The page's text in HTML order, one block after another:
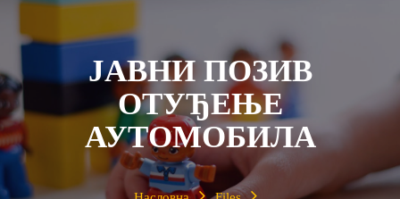
ЈАВНИ ПОЗИВ
ОТУЂЕЊЕ
АУТОМОБИЛА